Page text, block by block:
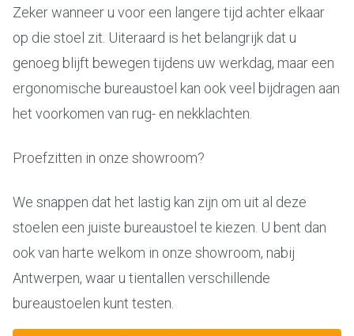
Zeker wanneer u voor een langere tijd achter elkaar
op die stoel zit. Uiteraard is het belangrijk dat u
genoeg blijft bewegen tijdens uw werkdag, maar een
ergonomische bureaustoel kan ook veel bijdragen aan
het voorkomen van rug- en nekklachten.
Proefzitten in onze showroom?
We snappen dat het lastig kan zijn om uit al deze
stoelen een juiste bureaustoel te kiezen. U bent dan
ook van harte welkom in onze showroom, nabij
Antwerpen, waar u tientallen verschillende
bureaustoelen kunt testen.